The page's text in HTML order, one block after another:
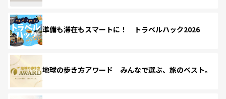
準備も滞在もスマートに！ トラベルハック2026
地球の歩き方アワード みんなで選ぶ、旅のベスト。